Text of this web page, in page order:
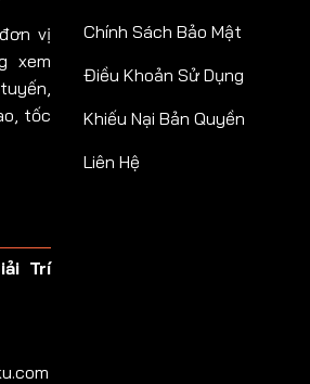
Tập 95
Tập 96
Tập 97
Tập 101
vị
xem
tốc
Chính Sách Bảo Mật
Điều Khoản Sử Dụng
Khiếu Nại Bản Quyền
Liên Hệ
Trí